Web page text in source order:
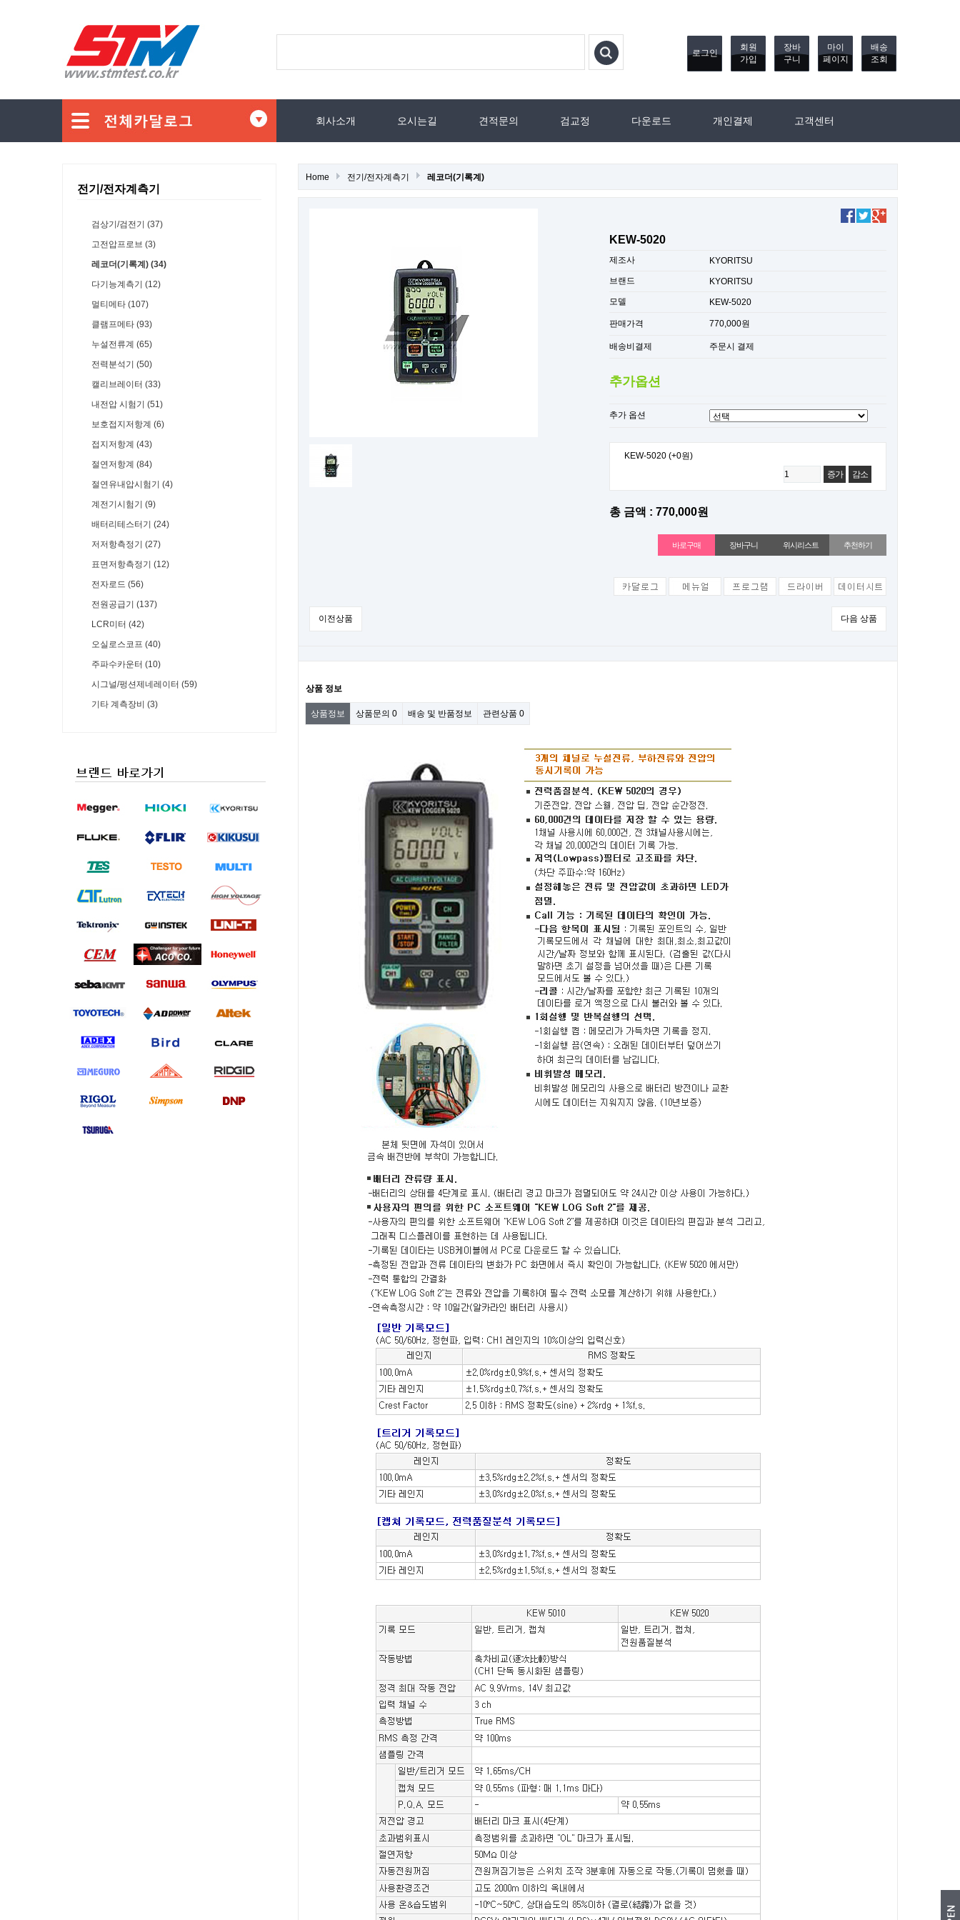
로그인
회원
가입
장바
구니
마이
페이지
배송
조회
회사소개 오시는길 견적문의 검교정 다운로드 개인결제 고객센터
전기/전자계측기
검상기/검전기 (37)
고전압프로브 (3)
레코더(기록계) (34)
다기능계측기 (12)
멀티메타 (107)
클램프메타 (93)
누설전류계 (65)
전력분석기 (50)
캘리브레이터 (33)
내전압 시험기 (51)
보호접지저항계 (6)
접지저항계 (43)
절연저항계 (84)
절연유내압시험기 (4)
계전기시험기 (9)
배터리테스터기 (24)
저저항측정기 (27)
표면저항측정기 (12)
전자로드 (56)
전원공급기 (137)
LCR미터 (42)
오실로스코프 (40)
주파수카운터 (10)
시그널/펑션제네레이터 (59)
기타 계측장비 (3)
Home 전기/전자계측기 레코더(기록계)
KEW-5020
제조사
KYORITSU
브랜드
KYORITSU
모델
KEW-5020
판매가격 770,000원
배송비결제 주문시 결제
추가옵션
추가 옵션
KEW-5020 (+0원)
증가
감소
총 금액 : 770,000원
위시리스트 추천하기
이전상품 다음 상품
상품 정보
상품정보 상품문의 0 배송 및 반품정보 관련상품 0